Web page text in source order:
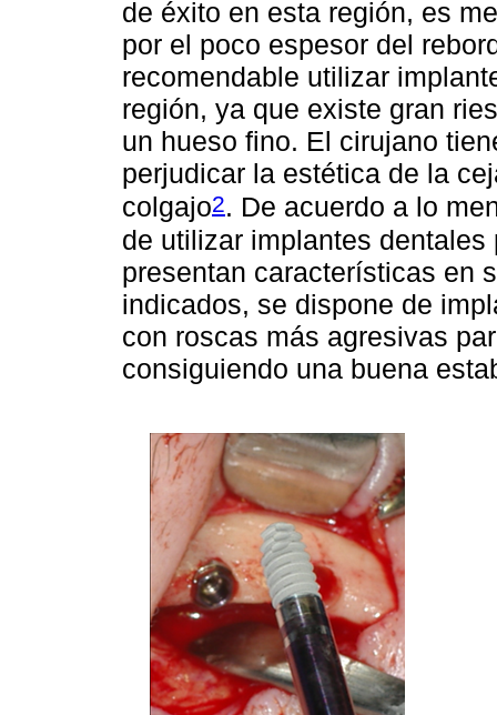
de éxito en esta región, es
por el poco espesor del
recomendable utilizar
región, ya que existe gran
un hueso fino. El cirujano
perjudicar la estética de la
colgajo2. De acuerdo a lo
de utilizar implantes
presentan características en
indicados, se dispone de
con roscas más agresivas
consiguiendo una buena